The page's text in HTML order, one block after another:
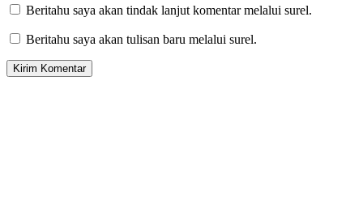
Beritahu saya akan tindak lanjut komentar melalui surel.
Beritahu saya akan tulisan baru melalui surel.